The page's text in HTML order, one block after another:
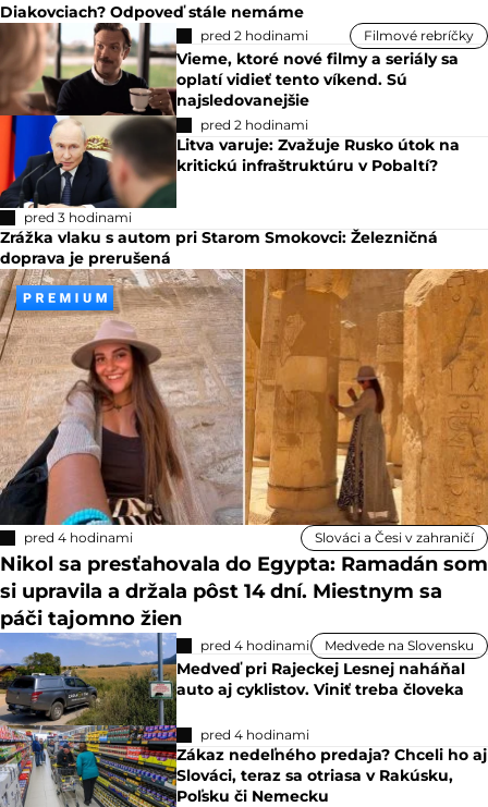
Diakovciach? Odpoveď stále nemáme
pred 2 hodinami Filmové rebríčky
Vieme, ktoré nové filmy a seriály sa
oplatí vidieť tento víkend. Sú
najsledovanejšie
pred 2 hodinami
Litva varuje: Zvažuje Rusko útok na
kritickú infraštruktúru v Pobaltí?
pred 3 hodinami
Zrážka vlaku s autom pri Starom Smokovci: Železničná
doprava je prerušená
pred 4 hodinami Slováci a Česi v zahraničí
Nikol sa presťahovala do Egypta: Ramadán som
si upravila a držala pôst 14 dní. Miestnym sa
páči tajomno žien
pred 4 hodinami Medvede na Slovensku
Medveď pri Rajeckej Lesnej naháňal
auto aj cyklistov. Viniť treba človeka
pred 4 hodinami
Zákaz nedeľného predaja? Chceli ho aj
Slováci, teraz sa otriasa v Rakúsku,
Poľsku či Nemecku